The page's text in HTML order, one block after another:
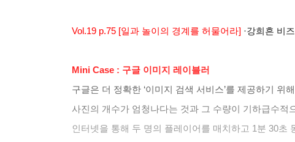
Vol.19 p.75 [일과 놀이의 경계를 허물어라] ·강희흔 비
Mini Case : 구글 이미지 레이블러
구글은 더 정확한 ‘이미지 검색 서비스’를 제공하기 위
사진의 개수가 엄청나다는 것과 그 수량이 기하급수적
인터넷을 통해 두 명의 플레이어를 매치하고 1분 30초